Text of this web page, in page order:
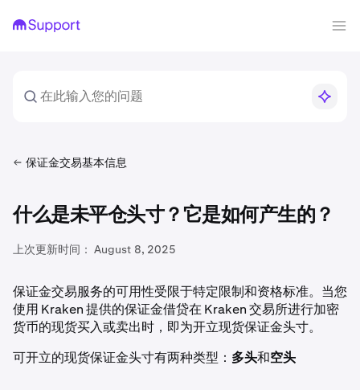
保证金交易基本信息
什么是未平仓头寸？它是如何产生的？
上次更新时间： August 8, 2025
保证金交易服务的可用性受限于特定限制和资格标准。当您
使用 Kraken 提供的保证金借贷在 Kraken 交易所进行加密
货币的现货买入或卖出时，即为开立现货保证金头寸。
可开立的现货保证金头寸有两种类型： 多头和空头